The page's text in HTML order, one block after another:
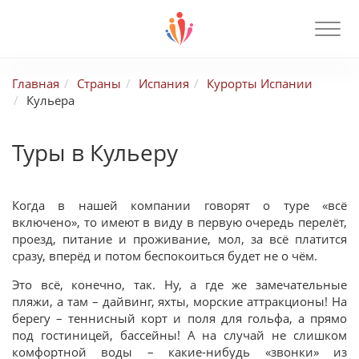
Главная Страны Испания
Курорты Испании
Кульера
Туры в Кульеру
Когда в нашей компании говорят о туре «всё
включено», то имеют в виду в первую очередь перелёт,
проезд, питание и проживание, мол, за всё платится
сразу, вперёд и потом беспокоиться будет не о чём.
Это всё, конечно, так. Ну, а где же замечательные
пляжи, а там – дайвинг, яхты, морские аттракционы! На
берегу – теннисный корт и поля для гольфа, а прямо
под гостиницей, бассейны! А на случай не слишком
комфортной воды – какие-нибудь «звонки» из